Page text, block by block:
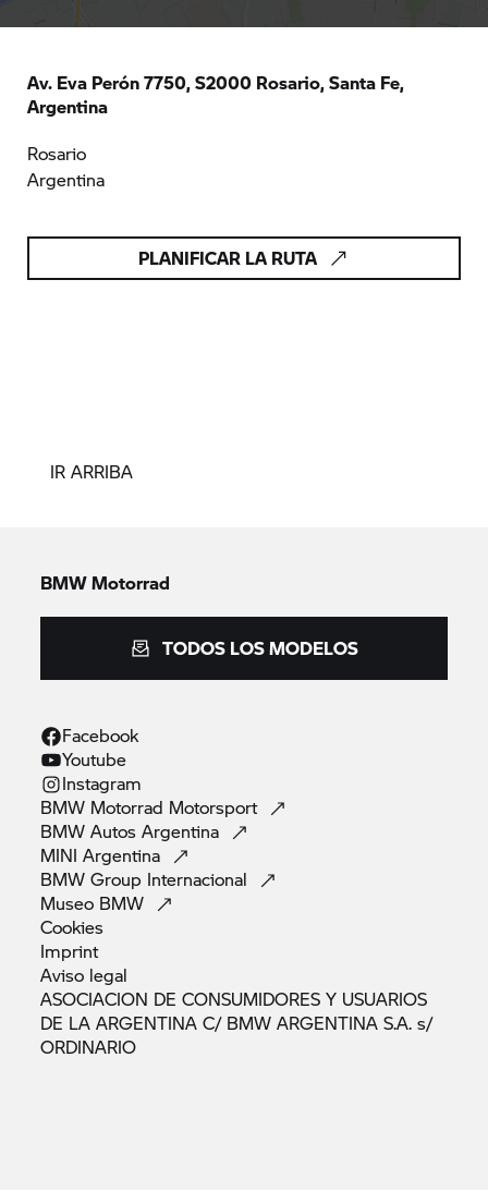
Av. Eva Perón 7750, S2000 Rosario, Santa Fe,
Argentina
Rosario
Argentina
PLANIFICAR LA RUTA
IR ARRIBA
BMW Motorrad
TODOS LOS MODELOS
Facebook
Youtube
Instagram
BMW Motorrad Motorsport
BMW AutosArgentina
MINIArgentina
BMW Group Internacional
Museo BMW
Cookies
Imprint
Aviso legal
ASOCIACION DE CONSUMIDORES Y USUARIOS
DE LA ARGENTINA C/ BMW ARGENTINA S.A. s/
ORDINARIO